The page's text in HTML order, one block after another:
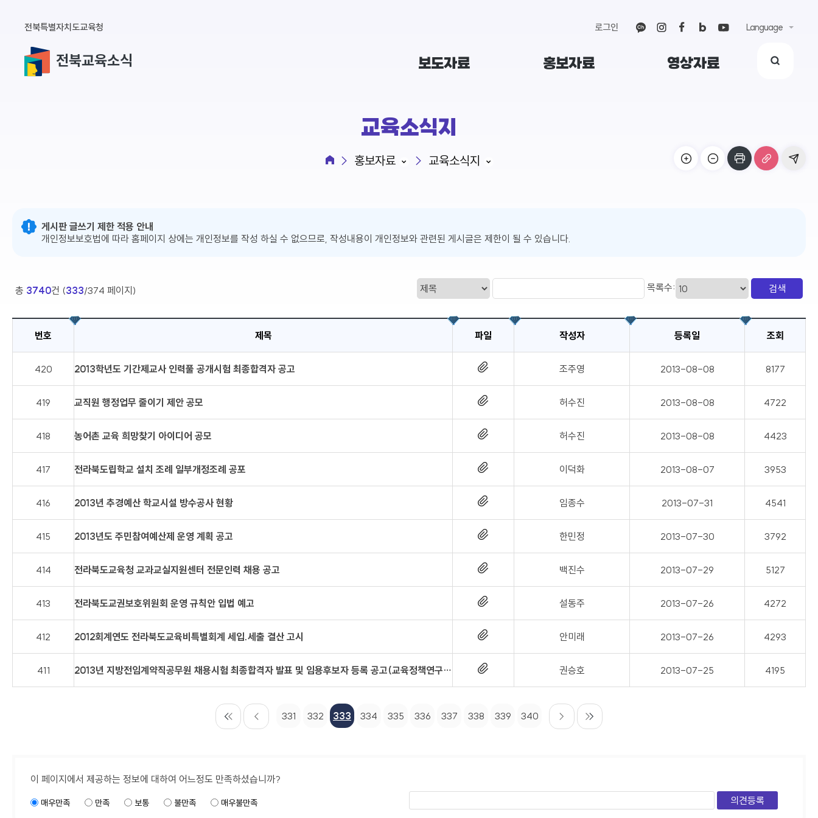
전북특별자치도교육청 로그인 Language
전북교육소식 보도자료 홍보자료 영상자료
교육소식지
홍보자료 교육소식지
게시판 글쓰기 제한 적용 안내
개인정보보호법에 따라 홈페이지 상에는 개인정보를 작성 하실 수 없으므로, 작성내용이 개인정보와 관련된 게시글은 제한이 될 수 있습니다.
총 3740건 (333/374 페이지) 목록수:
번호 제목 파일 작성자 등록일 조회
420 2013학년도 기간제교사 인력풀 공개시험 최종합격자 공고 조주영 2013-08-08 8177
419 교직원 행정업무 줄이기 제안 공모 허수진 2013-08-08 4722
418 농어촌 교육 희망찾기 아이디어 공모 허수진 2013-08-08 4423
417 전라북도립학교 설치 조례 일부개정조례 공포 이덕화 2013-08-07 3953
416 2013년 추경예산 학교시설 방수공사 현황 임종수 2013-07-31 4541
415 2013년도 주민참여예산제 운영 계획 공고 한민정 2013-07-30 3792
414 전라북도교육청 교과교실지원센터 전문인력 채용 공고 백진수 2013-07-29 5127
413 전라북도교권보호위원회 운영 규칙안 입법 예고 설동주 2013-07-26 4272
412 2012회계연도 전라북도교육비특별회계 세입.세출 결산 고시 안미래 2013-07-26 4293
411 2013년 지방전임계약직공무원 채용시험 최종합격자 발표 및 임용후보자 등록 공고(교육정책연구분야) 권승호 2013-07-25 4195
331 332 333 334 335 336 337 338 339 340
이 페이지에서 제공하는 정보에 대하여 어느정도 만족하셨습니까?
매우만족 만족 보통 불만족 매우불만족